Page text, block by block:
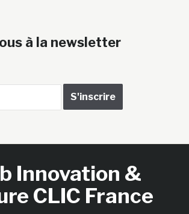
à la newsletter
Innovation &
CLIC France